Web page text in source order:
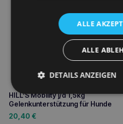
HILL’S Mobility j/d 1,5kg
Gelenkunterstützung für Hunde
20,40 €
ALLE
ALLE
DETAILS ANZEIGEN